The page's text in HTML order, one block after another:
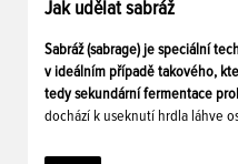
Jak udělat sabráž
Sabráž (sabrage) je speciální
v ideálním případě takového,
tedy sekundární fermentace
dochází k useknutí hrdla láhve